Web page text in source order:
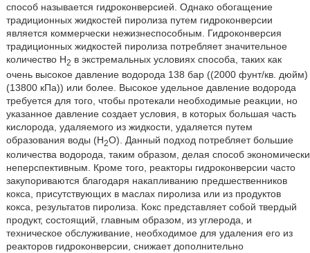
способ называется гидроконверсией. Однако обогащение
традиционных жидкостей пиролиза путем гидроконверсии
является коммерчески нежизнеспособным. Гидроконверсия
традиционных жидкостей пиролиза потребляет значительное
количество H2 в экстремальных условиях способа, таких как
очень высокое давление водорода 138 бар ((2000 фунт/кв. дюйм)
(13800 кПа)) или более. Высокое удельное давление водорода
требуется для того, чтобы протекали необходимые реакции, но
указанное давление создает условия, в которых большая часть
кислорода, удаляемого из жидкости, удаляется путем
образования воды (Н2О). Данный подход потребляет большие
количества водорода, таким образом, делая способ экономически
неперспективным. Кроме того, реакторы гидроконверсии часто
закупориваются благодаря накапливанию предшественников
кокса, присутствующих в маслах пиролиза или из продуктов
кокса, результатов пиролиза. Кокс представляет собой твердый
продукт, состоящий, главным образом, из углерода, и
техническое обслуживание, необходимое для удаления его из
реакторов гидроконверсии, снижает дополнительно